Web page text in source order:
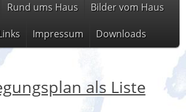
Rund ums Haus Bilder vom Haus
Impressum Downloads
als Liste